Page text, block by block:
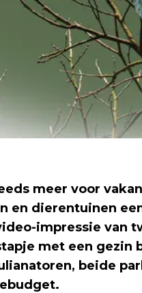
meer voor
en dierentuinen
impressie van
met een gezin
beide